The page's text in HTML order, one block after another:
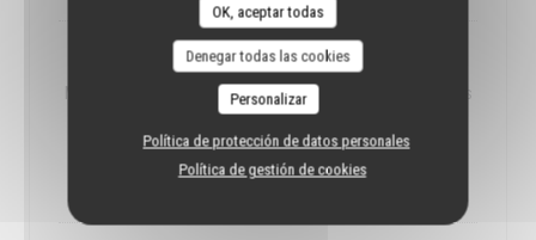
OK, aceptar todas
Denegar todas las cookies
Personalizar
Política de protección de datos personales
Política de gestión de cookies
MADONE MATADOR
Mangue Citron vert Verveine par la Maison SPECHT à Mantes
8,00 EUR
25CL